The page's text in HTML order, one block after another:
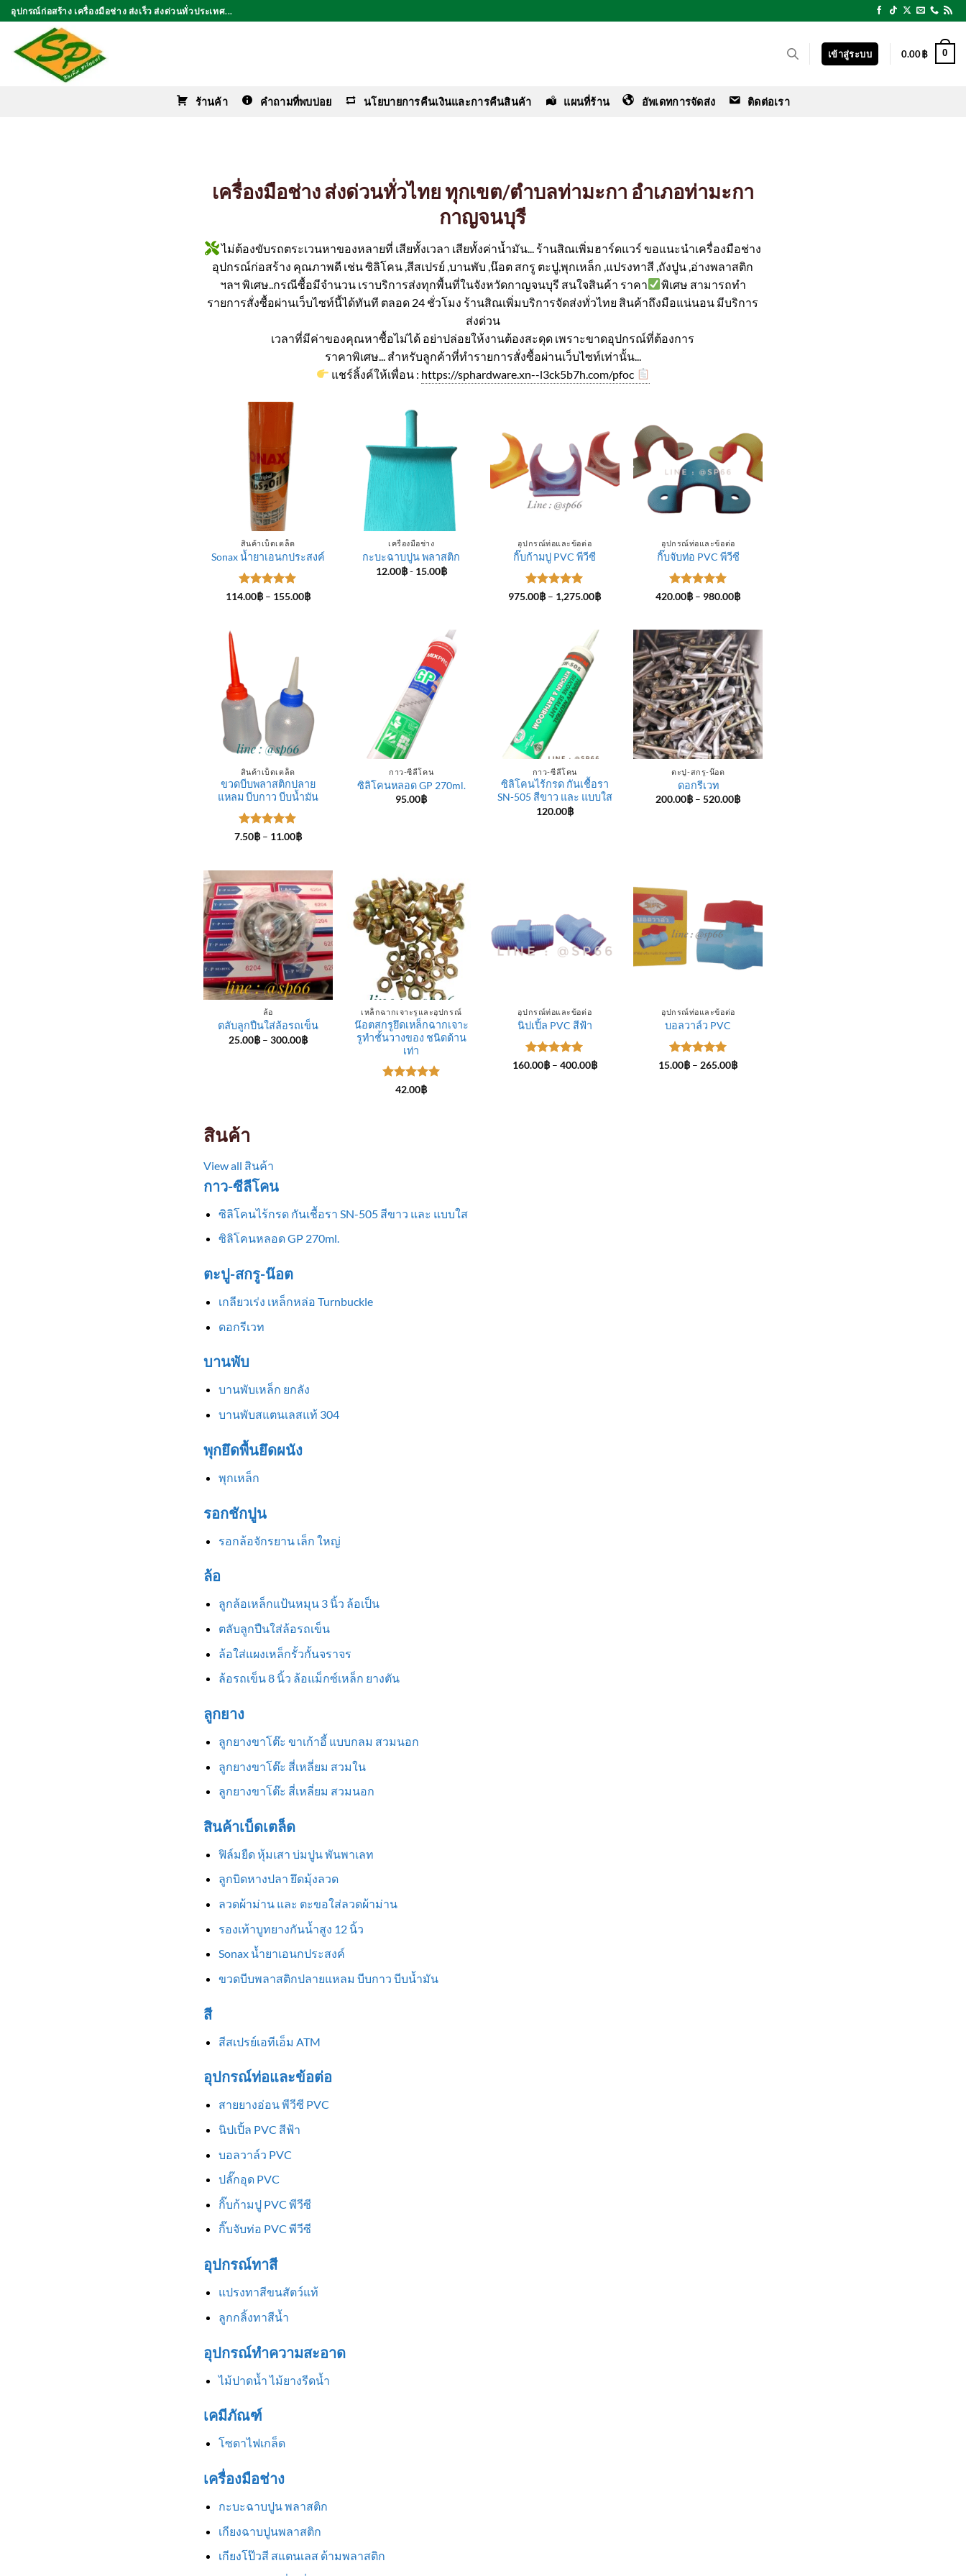
ข้าม
ไป
เนื้อหา
อุปกรณ์ก่อสร้าง เครื่องมือช่าง ส่งเร็ว ส่งด่วนทั่วประเทศ...
เข้าสู่ระบบ 0.00฿ 0
ร้านค้า คำถามที่พบบ่อย นโยบายการคืนเงินและการคืนสินค้า แผนที่ร้าน อัพเดทการจัดส่ง ติดต่อเรา
เครื่องมือช่าง ส่งด่วนทั่วไทย ทุกเขต/ตำบลท่ามะกา อำเภอท่ามะกา
กาญจนบุรี
ไม่ต้องขับรถตระเวนหาของหลายที่ เสียทั้งเวลา เสียทั้งค่าน้ำมัน... ร้านสิณเพิ่มฮาร์ดแวร์ ขอแนะนำเครื่องมือช่าง
อุปกรณ์ก่อสร้าง คุณภาพดี เช่น ซิลิโคน ,สีสเปรย์ ,บานพับ ,น๊อต สกรู ตะปู,พุกเหล็ก ,แปรงทาสี ,ถังปูน ,อ่างพลาสติก
ฯลฯ พิเศษ..กรณีซื้อมีจำนวน เราบริการส่งทุกพื้นที่ในจังหวัดกาญจนบุรี สนใจสินค้า ราคา
พิเศษ สามารถทำ
รายการสั่งซื้อผ่านเว็บไซท์นี้ได้ทันที ตลอด 24 ชั่วโมง ร้านสิณเพิ่มบริการจัดส่งทั่วไทย สินค้าถึงมือแน่นอน มีบริการ
ส่งด่วน
เวลาที่มีค่าของคุณหาซื้อไม่ได้ อย่าปล่อยให้งานต้องสะดุด เพราะขาดอุปกรณ์ที่ต้องการ
ราคาพิเศษ... สำหรับลูกค้าที่ทำรายการสั่งซื้อผ่านเว็บไซท์เท่านั้น...
แชร์ลิ้งค์ให้เพื่อน : https://sphardware.xn--l3ck5b7h.com/pfoc
สินค้าเบ็ดเตล็ด
Sonax น้ำยาเอนกประสงค์
ให้คะแนน
114.00฿ – 155.00฿Price
เครื่องมือช่าง
กะบะฉาบปูน พลาสติก
12.00฿- 15.00฿
อุปกรณ์ท่อและข้อต่อ
กิ๊บก้ามปู PVC พีวีซี
ให้คะแนน
975.00฿ – 1,275.00฿Price
1,275.00฿
อุปกรณ์ท่อและข้อต่อ
กิ๊บจับท่อ PVC พีวีซี
ให้คะแนน
420.00฿ – 980.00฿Price
980.00฿
สินค้าเบ็ดเตล็ด
ขวดบีบพลาสติกปลาย
แหลม บีบกาว บีบน้ำมัน
ให้คะแนน
7.50฿ – 11.00฿Price
11.00฿
กาว-ซีลีโคน
ซิลิโคนหลอด GP 270ml.
95.00฿
กาว-ซีลีโคน
ซิลิโคนไร้กรด กันเชื้อรา
SN-505 สีขาว และ แบบใส
120.00฿
ตะปู-สกรู-น๊อต
ดอกรีเวท
200.00฿ – 520.00฿Price
ล้อ
ตลับลูกปืนใส่ล้อรถเข็น
25.00฿ – 300.00฿Price
เหล็กฉากเจาะรูและอุปกรณ์
น๊อตสกรูยึดเหล็กฉากเจาะ
รูทำชั้นวางของ ชนิดด้าน
เท่า
ให้คะแนน
42.00฿
อุปกรณ์ท่อและข้อต่อ
นิปเปิ้ล PVC สีฟ้า
ให้คะแนน
160.00฿ – 400.00฿Price
อุปกรณ์ท่อและข้อต่อ
บอลวาล์ว PVC
ให้คะแนน
15.00฿ – 265.00฿Price
สินค้า
View all สินค้า
กาว-ซีลีโคน
ซิลิโคนไร้กรด กันเชื้อรา SN-505 สีขาว และ แบบใส
ซิลิโคนหลอด GP 270ml.
ตะปู-สกรู-น๊อต
เกลียวเร่ง เหล็กหล่อ Turnbuckle
ดอกรีเวท
บานพับ
บานพับเหล็ก ยกลัง
บานพับสแตนเลสแท้ 304
พุกยึดพื้นยึดผนัง
พุกเหล็ก
รอกชักปูน
รอกล้อจักรยาน เล็ก ใหญ่
ล้อ
ลูกล้อเหล็กแป้นหมุน 3 นิ้ว ล้อเป็น
ตลับลูกปืนใส่ล้อรถเข็น
ล้อใส่แผงเหล็กรั้วกั้นจราจร
ล้อรถเข็น 8 นิ้ว ล้อแม็กซ์เหล็ก ยางตัน
ลูกยาง
ลูกยางขาโต๊ะ ขาเก้าอี้ แบบกลม สวมนอก
ลูกยางขาโต๊ะ สี่เหลี่ยม สวมใน
ลูกยางขาโต๊ะ สี่เหลี่ยม สวมนอก
สินค้าเบ็ดเตล็ด
ฟิล์มยืด หุ้มเสา บ่มปูน พันพาเลท
ลูกบิดหางปลา ยึดมุ้งลวด
ลวดผ้าม่าน และ ตะขอใส่ลวดผ้าม่าน
รองเท้าบูทยางกันน้ำสูง 12 นิ้ว
Sonax น้ำยาเอนกประสงค์
ขวดบีบพลาสติกปลายแหลม บีบกาว บีบน้ำมัน
สี
สีสเปรย์เอทีเอ็ม ATM
อุปกรณ์ท่อและข้อต่อ
สายยางอ่อน พีวีซี PVC
นิปเปิ้ล PVC สีฟ้า
บอลวาล์ว PVC
ปลั๊กอุด PVC
กิ๊บก้ามปู PVC พีวีซี
กิ๊บจับท่อ PVC พีวีซี
อุปกรณ์ทาสี
แปรงทาสีขนสัตว์แท้
ลูกกลิ้งทาสีน้ำ
อุปกรณ์ทำความสะอาด
ไม้ปาดน้ำ ไม้ยางรีดน้ำ
เคมีภัณฑ์
โซดาไฟเกล็ด
เครื่องมือช่าง
กะบะฉาบปูน พลาสติก
เกียงฉาบปูนพลาสติก
เกียงโป๊วสี สแตนเลส ด้ามพลาสติก